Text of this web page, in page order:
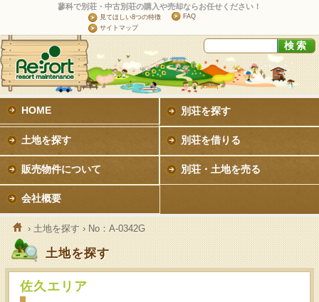
蓼科で別荘・中古別荘の購入や売却ならお任せください！
見てほしい8つの特徴
FAQ
サイトマップ
HOME 別荘を探す
土地を探す 別荘を借りる
販売物件について 別荘・土地を売る
会社概要
›土地を探す› No：A-0342G
土地を探す
佐久エリア